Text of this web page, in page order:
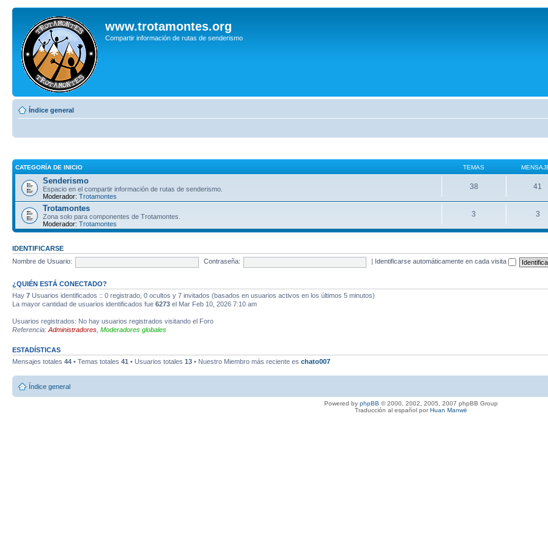
www.trotamontes.org
Compartir información de rutas de senderismo
Índice general
CATEGORÍA DE INICIO TEMAS
Senderismo
Espacio en el compartir información de rutas de senderismo.
Moderador: Trotamontes
38 41
Trotamontes
Zona solo para componentes de Trotamontes.
Moderador: Trotamontes
3 3
IDENTIFICARSE
Nombre de Usuario:
Contraseña: Identificarse automáticamente en cada visita
¿QUIÉN ESTÁ CONECTADO?
Hay 7 Usuarios identificados :: 0 registrado, 0 ocultos y 7 invitados (basados en usuarios activos en los últimos 5 minutos)
La mayor cantidad de usuarios identificados fue 6273 el Mar Feb 10, 2026 7:10 am
Usuarios registrados: No hay usuarios registrados visitando el Foro
Referencia: Administradores Moderadores globales
ESTADÍSTICAS
Mensajes totales 44 • Temas totales 41 • Usuarios totales 13 • Nuestro Miembro más reciente es chato007
Índice general
Powered by phpBB © 2000, 2002, 2005, 2007 phpBB Group
Traducción al español porHuan Manwë